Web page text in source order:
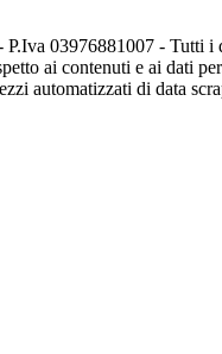
03976881007 - Tutti
ai contenuti e ai dati
automatizzati di data